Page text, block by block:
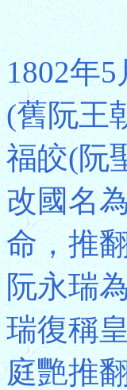
1802年
(舊阮王
福皎(阮
改國名
命，推
阮永瑞
瑞復稱
庭艷推